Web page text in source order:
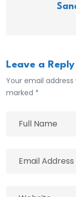
Leave a Reply
Your email
marked *